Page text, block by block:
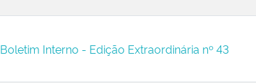
Boletim Interno - Edição Extraordinária nº 43